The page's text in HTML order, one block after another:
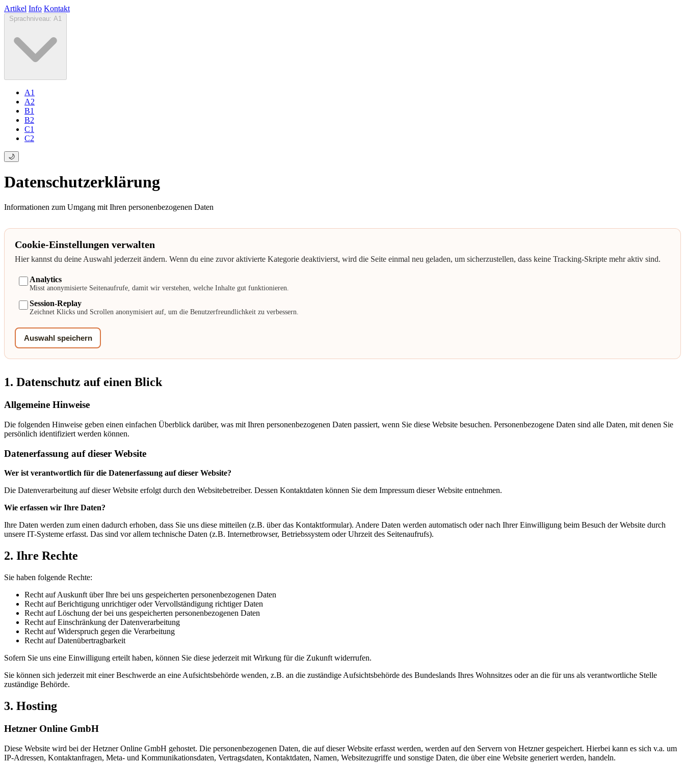
Artikel Info Kontakt
Sprachniveau: A1
A1
A2
B1
B2
C1
C2
🌙
Datenschutzerklärung
Informationen zum Umgang mit Ihren personenbezogenen Daten
Cookie-Einstellungen verwalten
Hier kannst du deine Auswahl jederzeit ändern. Wenn du eine zuvor aktivierte Kategorie deaktivierst, wird die Seite einmal neu geladen, um sicherzustellen, dass keine Tracking-Skripte mehr aktiv sind.
Analytics
Misst anonymisierte Seitenaufrufe, damit wir verstehen, welche Inhalte gut funktionieren.
Session-Replay
Zeichnet Klicks und Scrollen anonymisiert auf, um die Benutzerfreundlichkeit zu verbessern.
Auswahl speichern
1. Datenschutz auf einen Blick
Allgemeine Hinweise
Die folgenden Hinweise geben einen einfachen Überblick darüber, was mit Ihren personenbezogenen Daten passiert, wenn Sie diese Website besuchen. Personenbezogene Daten sind alle Daten, mit denen Sie
persönlich identifiziert werden können.
Datenerfassung auf dieser Website
Wer ist verantwortlich für die Datenerfassung auf dieser Website?
Die Datenverarbeitung auf dieser Website erfolgt durch den Websitebetreiber. Dessen Kontaktdaten können Sie dem Impressum dieser Website entnehmen.
Wie erfassen wir Ihre Daten?
Ihre Daten werden zum einen dadurch erhoben, dass Sie uns diese mitteilen (z.B. über das Kontaktformular). Andere Daten werden automatisch oder nach Ihrer Einwilligung beim Besuch der Website durch
unsere IT-Systeme erfasst. Das sind vor allem technische Daten (z.B. Internetbrowser, Betriebssystem oder Uhrzeit des Seitenaufrufs).
2. Ihre Rechte
Sie haben folgende Rechte:
Recht auf Auskunft über Ihre bei uns gespeicherten personenbezogenen Daten
Recht auf Berichtigung unrichtiger oder Vervollständigung richtiger Daten
Recht auf Löschung der bei uns gespeicherten personenbezogenen Daten
Recht auf Einschränkung der Datenverarbeitung
Recht auf Widerspruch gegen die Verarbeitung
Recht auf Datenübertragbarkeit
Sofern Sie uns eine Einwilligung erteilt haben, können Sie diese jederzeit mit Wirkung für die Zukunft widerrufen.
Sie können sich jederzeit mit einer Beschwerde an eine Aufsichtsbehörde wenden, z.B. an die zuständige Aufsichtsbehörde des Bundeslands Ihres Wohnsitzes oder an die für uns als verantwortliche Stelle
zuständige Behörde.
3. Hosting
Hetzner Online GmbH
Diese Website wird bei der Hetzner Online GmbH gehostet. Die personenbezogenen Daten, die auf dieser Website erfasst werden, werden auf den Servern von Hetzner gespeichert. Hierbei kann es sich v.a. um
IP-Adressen, Kontaktanfragen, Meta- und Kommunikationsdaten, Vertragsdaten, Kontaktdaten, Namen, Websitezugriffe und sonstige Daten, die über eine Website generiert werden, handeln.